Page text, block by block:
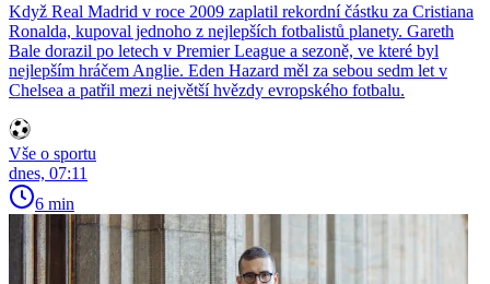
Když Real Madrid v roce 2009 zaplatil rekordní částku za Cristiana
Ronalda, kupoval jednoho z nejlepších fotbalistů planety. Gareth
Bale dorazil po letech v Premier League a sezoně, ve které byl
nejlepším hráčem Anglie. Eden Hazard měl za sebou sedm let v
Chelsea a patřil mezi největší hvězdy evropského fotbalu.
Vše o sportu
dnes, 07:11
6 min